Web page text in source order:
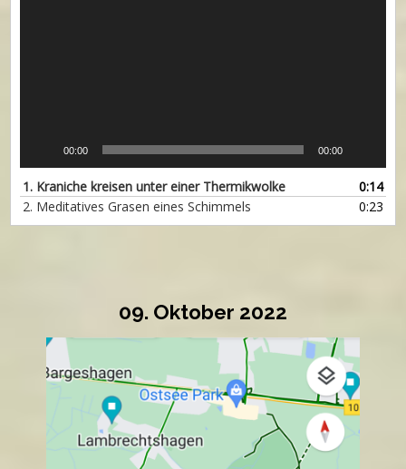
00:00 00:00
1. Kraniche kreisen unter einer Thermikwolke
0:14
2. Meditatives Grasen eines Schimmels 0:23
09. Oktober 2022